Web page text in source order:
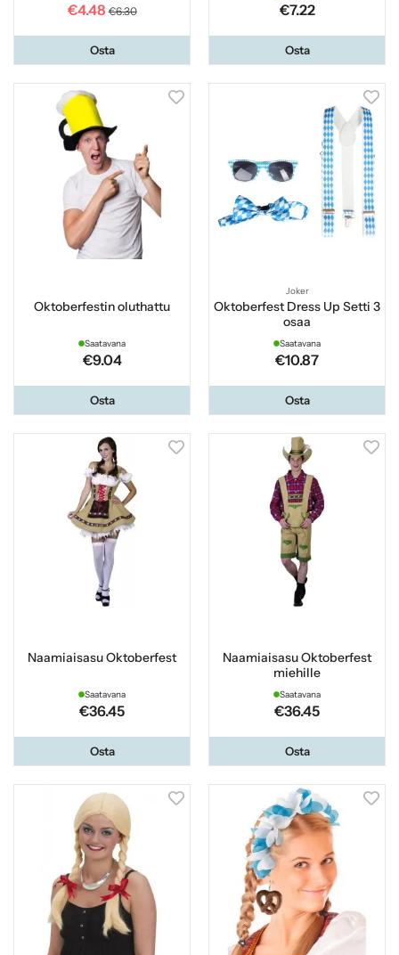
€4.48 €6.30
Osta
€7.22
Osta
Oktoberfestin oluthattu
Saatavana
€9.04
Osta
Joker
Oktoberfest Dress Up Setti 3
osaa
Saatavana
€10.87
Osta
Naamiaisasu Oktoberfest
Saatavana
€36.45
Osta
Naamiaisasu Oktoberfest
miehille
Saatavana
€36.45
Osta